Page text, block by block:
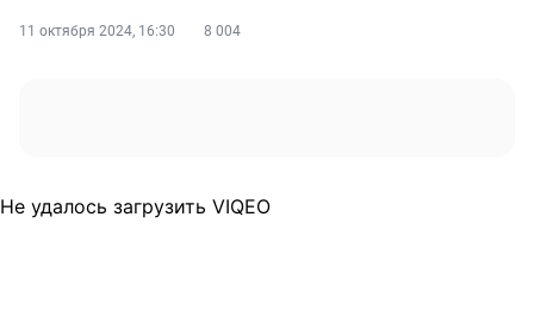
11 октября 2024, 16:30 8 004
Не удалось загрузить VIQEO